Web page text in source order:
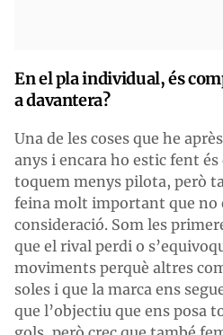
En el pla individual, és
a davantera?
Una de les coses que he
anys i encara ho estic fent
toquem menys pilota, però
feina molt important que no
consideració. Som les
que el rival perdi o
moviments perquè altres
soles i que la marca ens
que l’objectiu que ens posa